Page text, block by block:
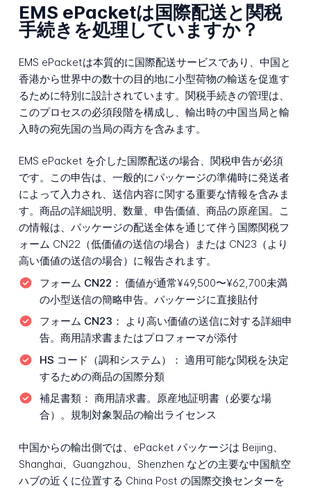
EMS ePacketは国際配送と関税
手続きを処理していますか？
EMS ePacketは本質的に国際配送サービスであり、中国と
香港から世界中の数十の目的地に小型荷物の輸送を促進す
るために特別に設計されています。関税手続きの管理は、
このプロセスの必須段階を構成し、輸出時の中国当局と輸
入時の宛先国の当局の両方を含みます。
EMS ePacket を介した国際配送の場合、関税申告が必須
です。この申告は、一般的にパッケージの準備時に発送者
によって入力され、送信内容に関する重要な情報を含みま
す。商品の詳細説明、数量、申告価値、商品の原産国。こ
の情報は、パッケージの配送全体を通じて伴う国際関税フ
ォーム CN22（低価値の送信の場合）または CN23（より
高い価値の送信の場合）に報告されます。
フォーム CN22： 価値が通常¥49,500〜¥62,700未満
の小型送信の簡略申告。パッケージに直接貼付
フォーム CN23：
より高い価値の送信に対する詳細申
告。商用請求書またはプロフォーマが添付
HS コード（調和システム）： 適用可能な関税を決定
するための商品の国際分類
補足書類： 商用請求書。原産地証明書（必要な場
合）。規制対象製品の輸出ライセンス
中国からの輸出側では、ePacket パッケージは Beijing、
Shanghai、Guangzhou、Shenzhen などの主要な中国航空
ハブの近くに位置する China Post の国際交換センターを